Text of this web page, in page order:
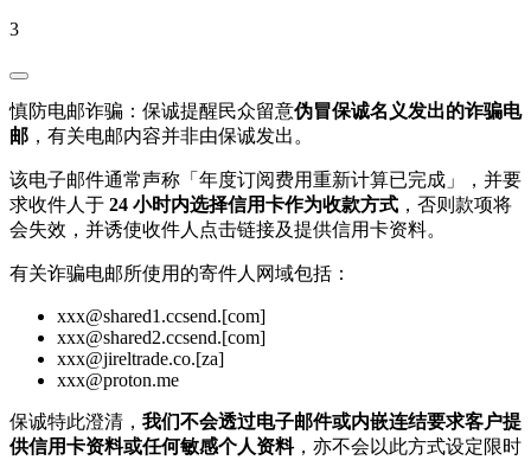
3
慎防电邮诈骗：保诚提醒民众留意伪冒保诚名义发出的诈骗电
邮 ，有关电邮内容并非由保诚发出。
该电子邮件通常声称「年度订阅费用重新计算已完成」，并要
求收件人于 24 小时内选择信用卡作为收款方式 ，否则款项将
会失效，并诱使收件人点击链接及提供信用卡资料。
有关诈骗电邮所使用的寄件人网域包括：
xxx@shared1.ccsend.[com]
xxx@shared2.ccsend.[com]
xxx@jireltrade.co.[za]
xxx@proton.me
保诚特此澄清， 我们不会透过电子邮件或内嵌连结要求客户提
供信用卡资料或任何敏感个人资料，亦不会以此方式设定限时